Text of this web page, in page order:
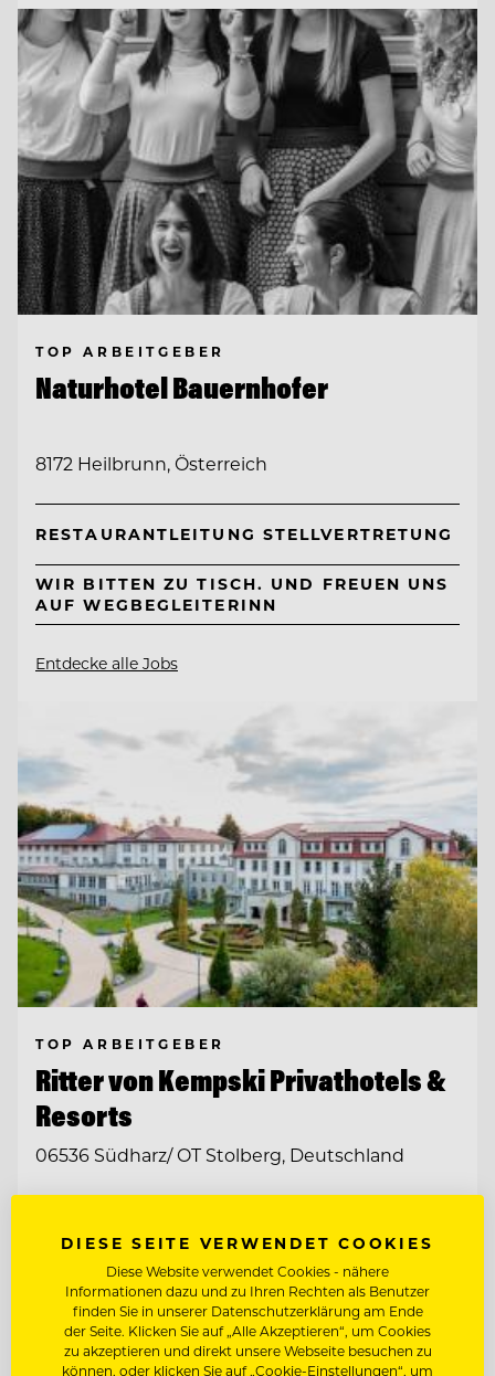
TOP ARBEITGEBER
Naturhotel Bauernhofer
8172 Heilbrunn, Österreich
RESTAURANTLEITUNG STELLVERTRETUNG
WIR BITTEN ZU TISCH. UND FREUEN UNS
AUF WEGBEGLEITERINN
Entdecke alle Jobs
TOP ARBEITGEBER
Ritter von Kempski Privathotels &
Resorts
06536 Südharz/ OT Stolberg, Deutschland
RESTAURANTLEITUNG (M/W/D)
CHEF DE RANG (M/W/D)
Entdecke alle Jobs
DIESE SEITE VERWENDET COOKIES
Diese Website verwendet Cookies - nähere
Informationen dazu und zu Ihren Rechten als Benutzer
finden Sie in unserer Datenschutzerklärung am Ende
der Seite. Klicken Sie auf „Alle Akzeptieren“, um Cookies
zu akzeptieren und direkt unsere Webseite besuchen zu
können, oder klicken Sie auf „Cookie-Einstellungen“, um